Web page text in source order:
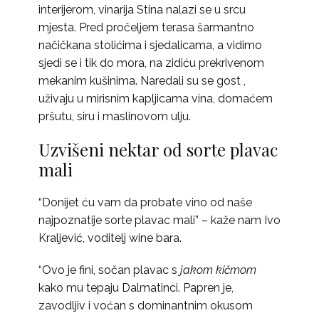
interijerom, vinarija Stina nalazi se u srcu
mjesta. Pred pročeljem terasa šarmantno
načičkana stolićima i sjedalicama, a vidimo
sjedi se i tik do mora, na zidiću prekrivenom
mekanim kušinima. Naredali su se gost ,
uživaju u mirisnim kapljicama vina, domaćem
pršutu, siru i maslinovom ulju.
Uzvišeni nektar od sorte plavac
mali
“Donijet ću vam da probate vino od naše
najpoznatije sorte plavac mali” – kaže nam Ivo
Kraljević, voditelj wine bara.
“Ovo je fini, sočan plavac s jakom kičmom
kako mu tepaju Dalmatinci. Papren je,
zavodljiv i voćan s dominantnim okusom